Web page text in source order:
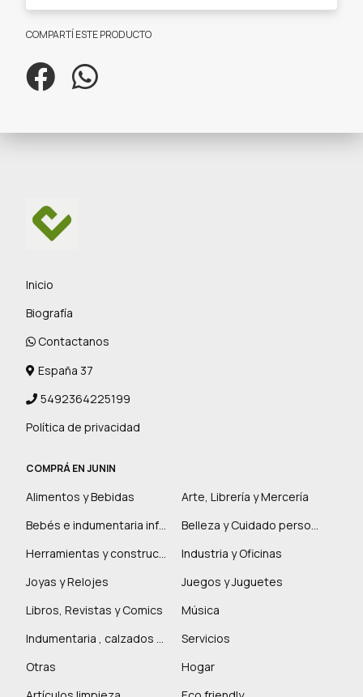
COMPARTÍ ESTE PRODUCTO
Inicio
Biografía
Contactanos
España 37
5492364225199
Política de privacidad
COMPRÁ EN JUNIN
Alimentos y Bebidas
Arte, Librería y Mercería
Bebés e indumentaria infantil
Belleza y Cuidado personal
Herramientas y construcción
Industria y Oficinas
Joyas y Relojes
Juegos y Juguetes
Libros, Revistas y Comics
Música
Indumentaria , calzados y marroquinería
Servicios
Otras
Hogar